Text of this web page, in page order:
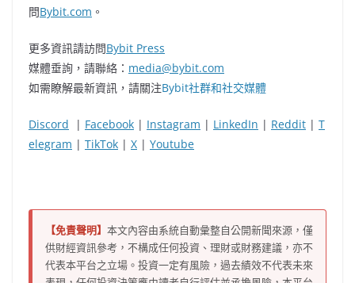
問Bybit.com 。
更多資訊請訪問Bybit Press
媒體垂詢，請聯絡： media@bybit.com
如需瞭解最新資訊，請關注Bybit社群和社交媒體
Discord | Facebook | Instagram | LinkedIn | Reddit | T
elegram | TikTok | X | Youtube
【免責聲明】 本文內容由系統自動彙整自公開新聞來源，僅
供財經資訊參考，不構成任何投資、理財或財務建議，亦不
代表本平台之立場。投資一定有風險，過去績效不代表未來